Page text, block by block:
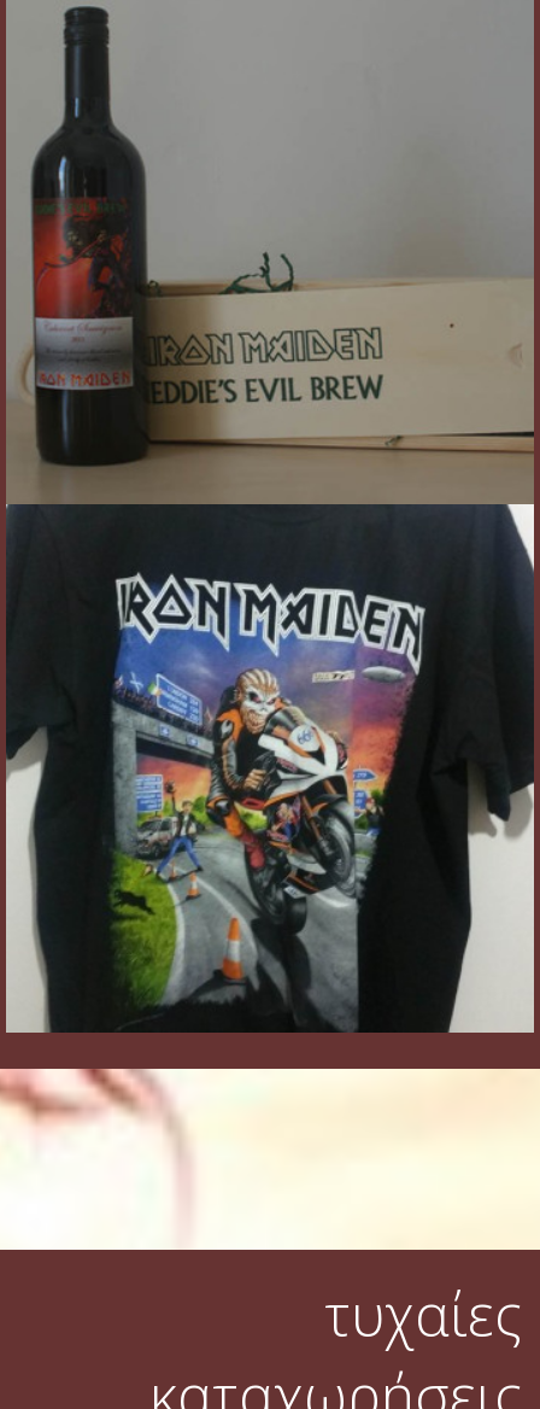
τυχαίες